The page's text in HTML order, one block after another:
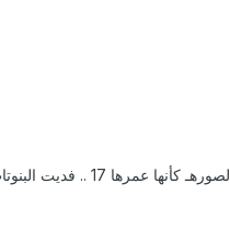
كأنها عمرها 17 .. فديت البنوتات كح كح